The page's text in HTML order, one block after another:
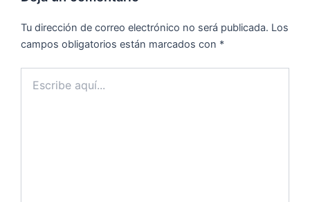
Tu dirección de correo electrónico no será publicada. Los
campos obligatorios están marcados con *
aquí...